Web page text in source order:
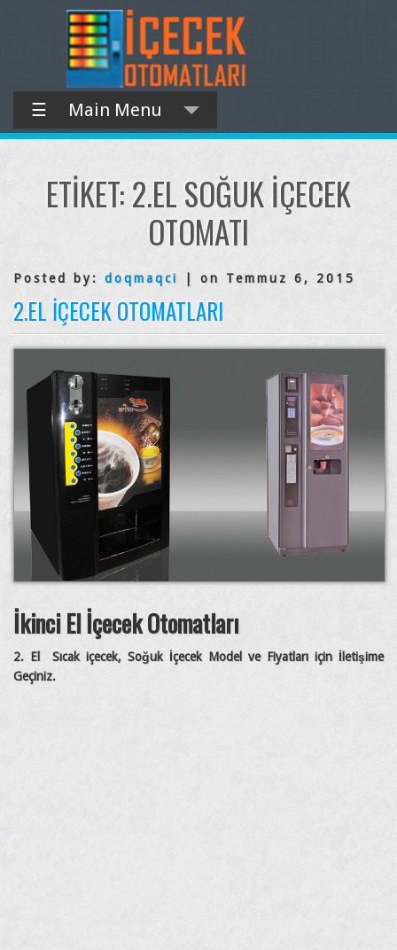
☰ Main Menu
ETIKET:2.EL SOĞUK IÇECEK
OTOMATI
Posted by: doqmaqci | on Temmuz 6, 2015
2.EL İÇECEK OTOMATLARI
İkinci El İçecek Otomatları
2. El Sıcak içecek, Soğuk İçecek Model ve Fiyatları için İletişime
Geçiniz.